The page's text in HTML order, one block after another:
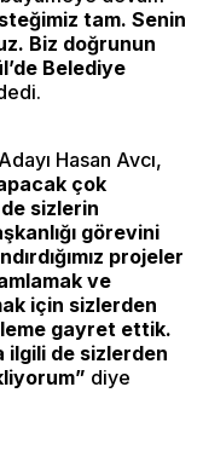
tam. Senin
Biz doğrunun
Belediye
Hasan Avcı,
çok
sizlerin
görevini
projeler
ve
için sizlerden
gayret ettik.
ilgili de sizlerden
diye